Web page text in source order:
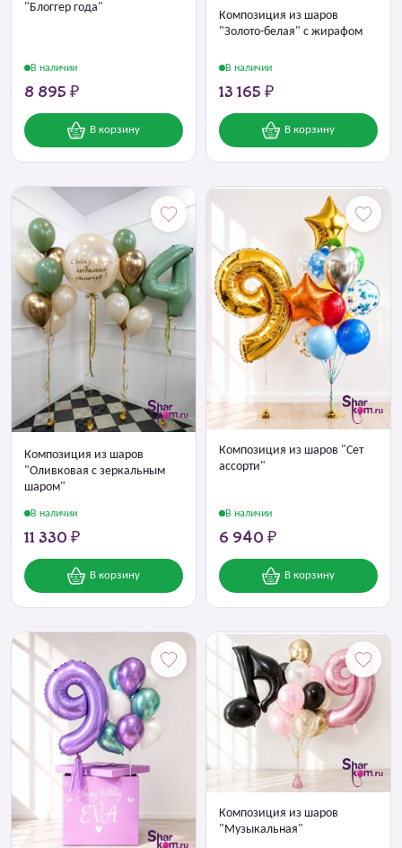
"Блоггер года"
В наличии
8 895 ₽
В корзину
Композиция из шаров
"Золото-белая" с жирафом
В наличии
13 165 ₽
В корзину
Композиция из шаров
"Оливковая с зеркальным
шаром"
В наличии
11 330 ₽
В корзину
Композиция из шаров "Сет
ассорти"
В наличии
6 940 ₽
В корзину
Композиция из шаров
"Музыкальная"